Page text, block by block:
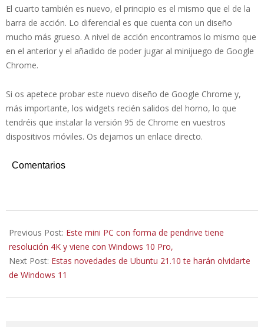
El cuarto también es nuevo, el principio es el mismo que el de la
barra de acción. Lo diferencial es que cuenta con un diseño
mucho más grueso. A nivel de acción encontramos lo mismo que
en el anterior y el añadido de poder jugar al minijuego de Google
Chrome.
Si os apetece probar este nuevo diseño de Google Chrome y,
más importante, los widgets recién salidos del horno, lo que
tendréis que instalar la versión 95 de Chrome en vuestros
dispositivos móviles. Os dejamos un enlace directo.
Comentarios
10-
12
Previous Post: Este mini PC con forma de pendrive tiene
resolución 4K y viene con Windows 10 Pro,
Next Post: Estas novedades de Ubuntu 21.10 te harán olvidarte
de Windows 11